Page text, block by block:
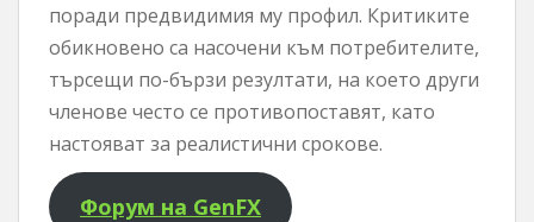
поради предвидимия му профил. Критиките
обикновено са насочени към потребителите,
търсещи по-бързи резултати, на което други
членове често се противопоставят, като
настояват за реалистични срокове.
Форум на GenFX